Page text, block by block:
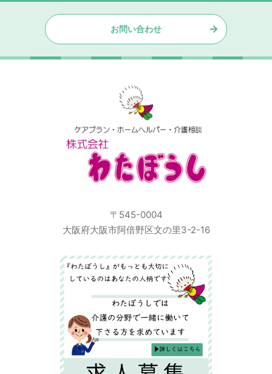
お問い合わせ
〒545-0004
大阪府大阪市阿倍野区文の里3-2-16